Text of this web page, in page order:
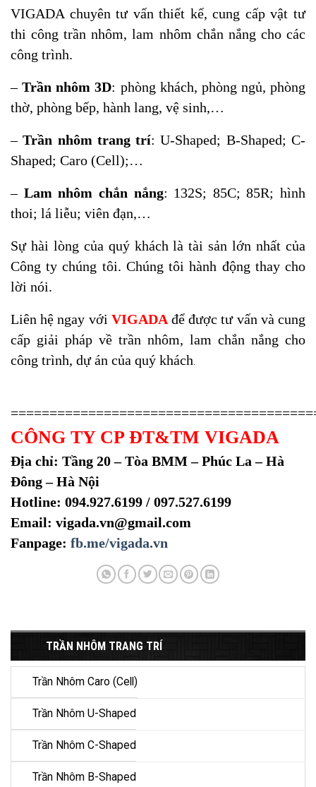
VIGADA chuyên tư vấn thiết kế, cung cấp vật tư
thi công trần nhôm, lam nhôm chắn nắng cho các
công trình.
–Trần nhôm 3D: phòng khách, phòng ngủ, phòng
thờ, phòng bếp, hành lang, vệ sinh,…
–Trần nhôm trang trí: U-Shaped; B-Shaped; C-
Shaped; Caro (Cell);…
– Lam nhôm chắn nắng: 132S; 85C; 85R; hình
thoi; lá liễu; viên đạn,…
Sự hài lòng của quý khách là tài sản lớn nhất của
Công ty chúng tôi. Chúng tôi hành động thay cho
lời nói.
Liên hệ ngay với VIGADAđể được tư vấn và cung
cấp giải pháp về trần nhôm, lam chắn nắng cho
công trình, dự án của quý khách
CÔNG TY CP ĐT&TM VIGADA
Địa chỉ: Tầng 20 – Tòa BMM – Phúc La – Hà
Đông – Hà Nội
Hotline: 094.927.6199 / 097.527.6199
Email: vigada.vn@gmail.com
Fanpage: fb.me/vigada.vn
TRẦN NHÔM TRANG TRÍ
Trần Nhôm Caro (Cell)
Trần Nhôm U-Shaped
Trần Nhôm C-Shaped
Trần Nhôm B-Shaped